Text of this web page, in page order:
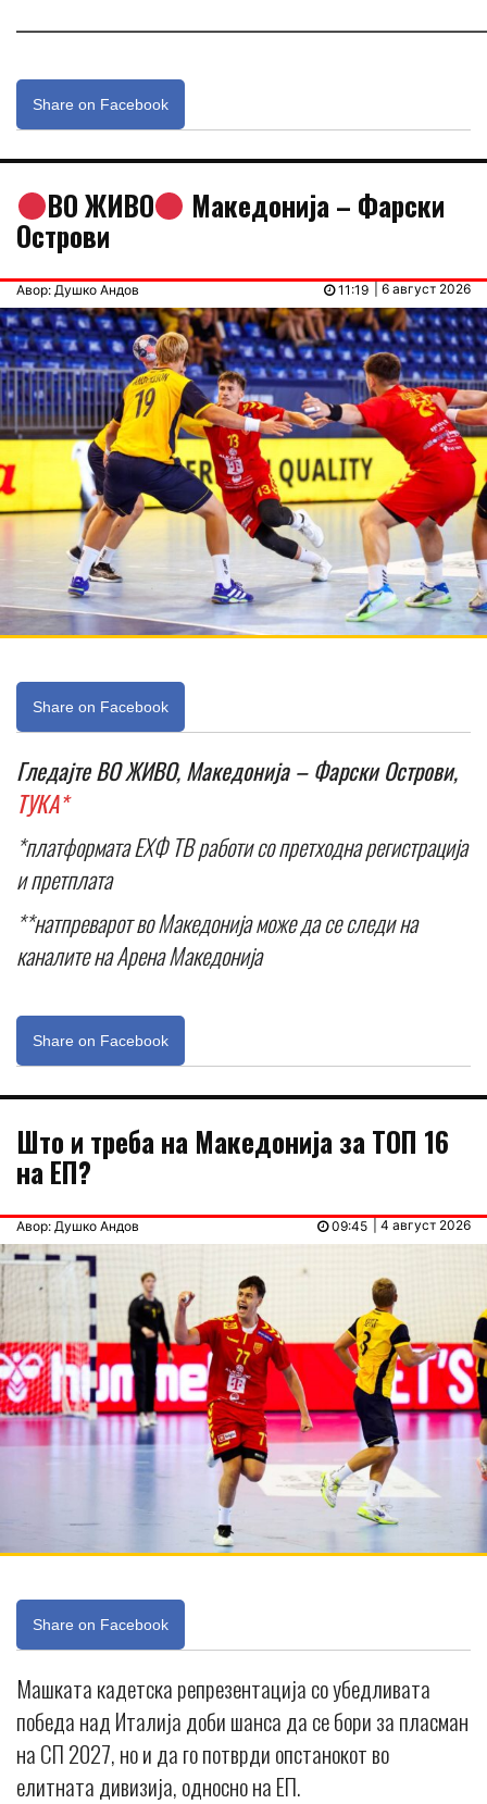
Share on Facebook
ВО ЖИВО Македонија – Фарски
Острови
Авор: Душко Андов | 6 август 2026
11:19
Share on Facebook
Гледајте ВО ЖИВО, Македонија – Фарски Острови,
ТУКА*
*платформата ЕХФ ТВ работи со претходна регистрација
и претплата
**натпреварот во Македонија може да се следи на
каналите на Арена Македонија
Share on Facebook
Што и треба на Македонија за ТОП 16
на ЕП?
Авор: Душко Андов | 4 август 2026
09:45
Share on Facebook
Машката кадетска репрезентација со убедливата
победа над Италија доби шанса да се бори за пласман
на СП 2027, но и да го потврди опстанокот во
елитната дивизија, односно на ЕП.